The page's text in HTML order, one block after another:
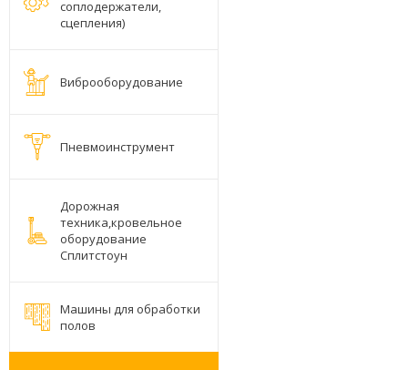
соплодержатели,
сцепления)
Виброоборудование
Пневмоинструмент
Дорожная
техника,кровельное
оборудование
Сплитстоун
Машины для обработки
полов